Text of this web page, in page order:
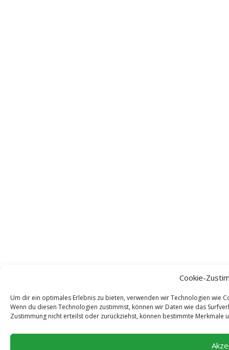
Cookie-
Um dir ein optimales Erlebnis zu bieten, verwenden wir Technologien
Wenn du diesen Technologien zustimmst, können wir Daten wie das
Zustimmung nicht erteilst oder zurückziehst, können bestimmte Merkmale